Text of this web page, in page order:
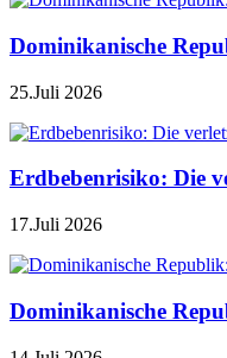
Dominikanische
25.Juli 2026
Erdbebenrisiko: Die
17.Juli 2026
Dominikanische